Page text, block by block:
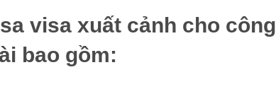
visa xuất cảnh cho công
bao gồm: